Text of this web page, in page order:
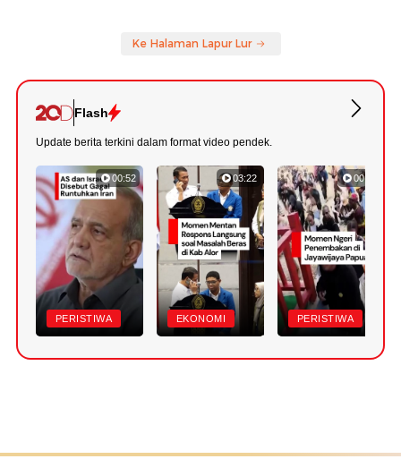
Ke Halaman Lapur Lur
Flash
Update berita terkini dalam format video pendek.
00:52
PERISTIWA
03:22
EKONOMI
00:42
PERISTIWA